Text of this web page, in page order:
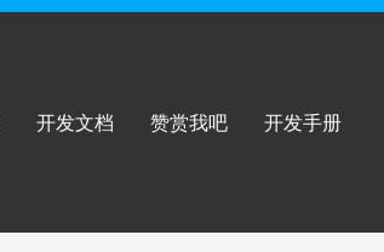
开发文档 赞赏我吧 开发手册